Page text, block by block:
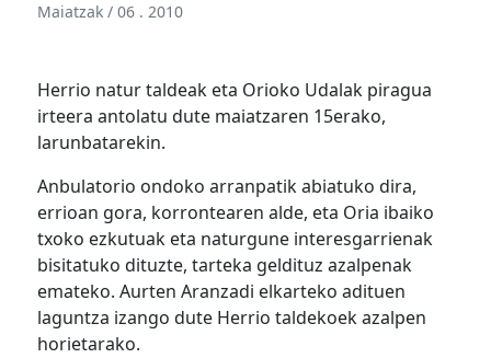
Maiatzak / 06 . 2010
Herrio natur taldeak eta Orioko Udalak piragua
irteera antolatu dute maiatzaren 15erako,
larunbatarekin.
Anbulatorio ondoko arranpatik abiatuko dira,
errioan gora, korrontearen alde, eta Oria ibaiko
txoko ezkutuak eta naturgune interesgarrienak
bisitatuko dituzte, tarteka geldituz azalpenak
emateko. Aurten Aranzadi elkarteko adituen
laguntza izango dute Herrio taldekoek azalpen
horietarako.